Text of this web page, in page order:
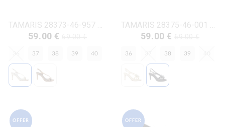
TAMARIS 28373-46-957 ΠΛΑΤΙΝΑ ΔΕΡΜΑ-ECO
59.00 €
37 38 39 40
TAMARIS 28375-46-001 ΜΑΥΡΟ ΥΦΑΣΜΑ
59.00 €
36 38 39
OFFER OFFER